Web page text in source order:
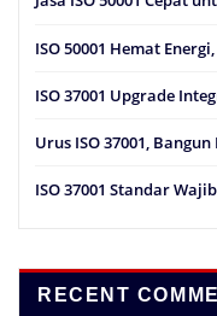
ISO 50001 Hemat
ISO 37001 Upgrade
Urus ISO 37001,
ISO 37001 Standar
RECENT